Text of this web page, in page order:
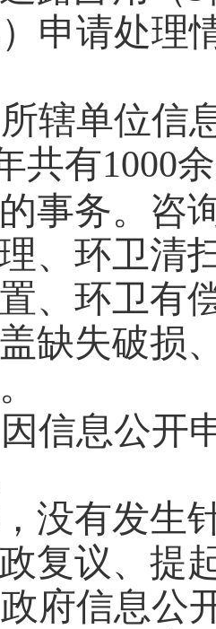
）申请处
辖单位信
共有1000
事务。咨
、环卫清
、环卫有
缺失破损
信息公开
没有发生
复议、提
府信息公